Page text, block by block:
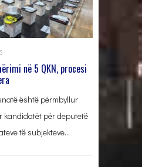
në 5 QKN, procesi
është përmbyllur
kandidatët për deputetë
të subjekteve…